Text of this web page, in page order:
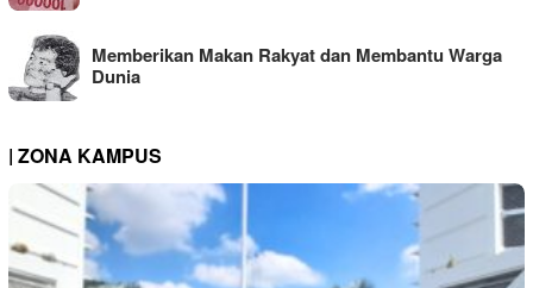
Memberikan Makan Rakyat dan Membantu Warga
Dunia
| ZONA KAMPUS